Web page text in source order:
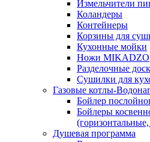
Измельчители
Коландеры
Контейнеры
Корзины для
Кухонные мойки
Ножи MIKADZO
Разделочные
Сушилки для
Газовые котлы-
Бойлер
Бойлеры
Душевая программа